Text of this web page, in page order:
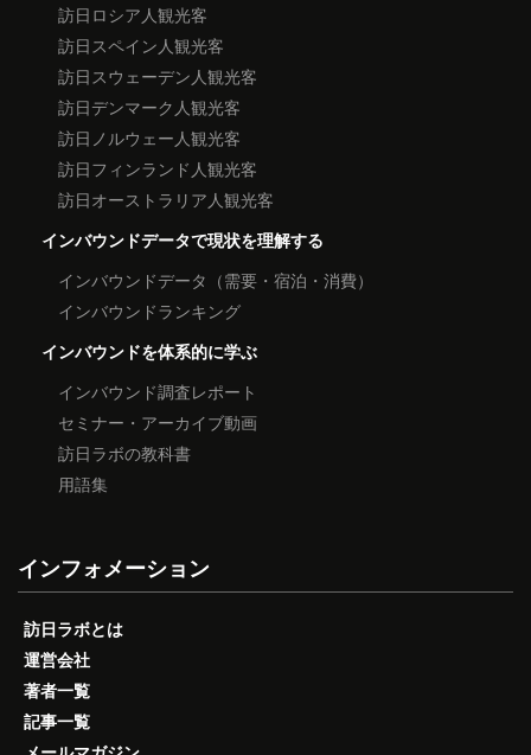
訪日ロシア人観光客
訪日スペイン人観光客
訪日スウェーデン人観光客
訪日デンマーク人観光客
訪日ノルウェー人観光客
訪日フィンランド人観光客
訪日オーストラリア人観光客
インバウンドデータで現状を理解する
インバウンドデータ（需要・宿泊・消費）
インバウンドランキング
インバウンドを体系的に学ぶ
インバウンド調査レポート
セミナー・アーカイブ動画
訪日ラボの教科書
用語集
インフォメーション
訪日ラボとは
運営会社
著者一覧
記事一覧